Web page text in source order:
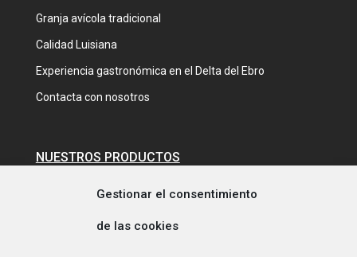
Gestionar el consentimiento
de las cookies
Granja avícola tradicional
Calidad Luisiana
Experiencia gastronómica en el Delta del Ebro
Contacta con nosotros
NUESTROS PRODUCTOS